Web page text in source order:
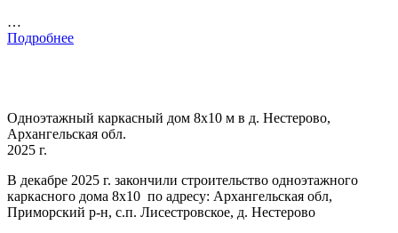
…
Подробнее
Одноэтажный каркасный дом 8х10 м в д. Нестерово,
Архангельская обл.
2025 г.
В декабре 2025 г. закончили строительство одноэтажного
каркасного дома 8х10 по адресу: Архангельская обл,
Приморский р-н, с.п. Лисестровское, д. Нестерово